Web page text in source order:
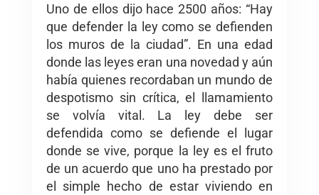
Uno de ellos dijo hace 2500 años: “Hay
que defender la ley como se defienden
los muros de la ciudad”. En una edad
donde las leyes eran una novedad y aún
había quienes recordaban un mundo de
despotismo sin crítica, el llamamiento
se volvía vital. La ley debe ser
defendida como se defiende el lugar
donde se vive, porque la ley es el fruto
de un acuerdo que uno ha prestado por
el simple hecho de estar viviendo en